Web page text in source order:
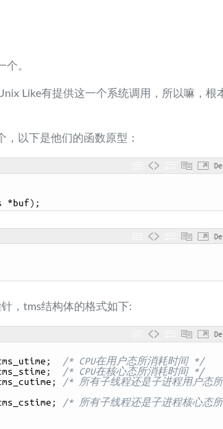
个。
Like有提供这一个系统调用，所以嘛，根
以下是他们的函数原型：
*buf) ;
，tms结构体的格式如下:
;
/* CPU在用户态所消耗时间 */
;
/* CPU在核心态所消耗时间 */
;
/* 所有子线程还是子进程用户态
;
/* 所有子线程还是子进程核心态